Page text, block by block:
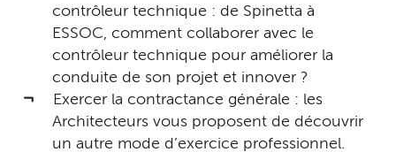
contrôleur technique : de Spinetta à
ESSOC, comment collaborer avec le
contrôleur technique pour améliorer la
conduite de son projet et innover ?
Exercer la contractance générale : les
Architecteurs vous proposent de découvrir
un autre mode d’exercice professionnel.